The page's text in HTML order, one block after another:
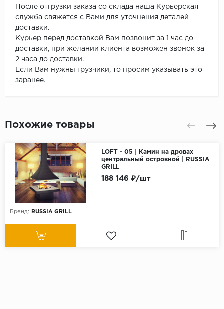
После отгрузки заказа со склада наша Курьерская
служба свяжется с Вами для уточнения деталей
доставки.
Курьер перед доставкой Вам позвонит за 1 час до
доставки, при желании клиента возможен звонок за
2 часа до доставки.
Если Вам нужны грузчики, то просим указывать это
заранее.
Похожие товары
LOFT - 05 | Камин на дровах
центральный островной | RUSSIA
GRILL
Бренд: RUSSIA GRILL
188 146 ₽/шт